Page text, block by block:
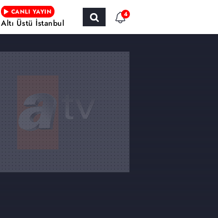
CANLI YAYIN
Altı Üstü İstanbul
4